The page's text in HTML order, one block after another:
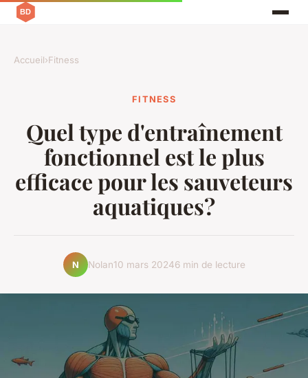
Accueil›Fitness
FITNESS
Quel type d'entraînement
fonctionnel est le plus
efficace pour les sauveteurs
aquatiques?
N Nolan10 mars 20246 min de lecture